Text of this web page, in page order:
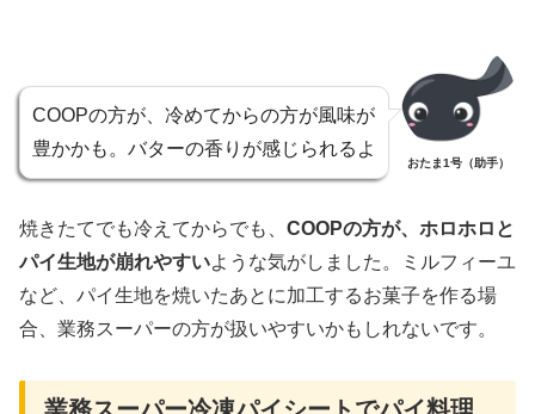
COOPの方が、冷めてからの方が風味が
豊かかも。バターの香りが感じられるよ
おたま1号（助手）
焼きたてでも冷えてからでも、 COOPの方が、ホロホロと
パイ生地が崩れやすいような気がしました。ミルフィーユ
など、パイ生地を焼いたあとに加工するお菓子を作る場
合、業務スーパーの方が扱いやすいかもしれないです。